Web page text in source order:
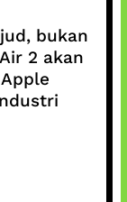
bukan
2 akan